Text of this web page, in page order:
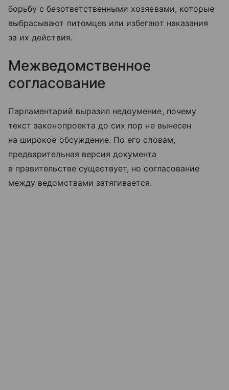
борьбу с безответственными хозяевами, которые
выбрасывают питомцев или избегают наказания
за их действия.
Межведомственное
согласование
Парламентарий выразил недоумение, почему
текст законопроекта до сих пор не вынесен
на широкое обсуждение. По его словам,
предварительная версия документа
в правительстве существует, но согласование
между ведомствами затягивается.